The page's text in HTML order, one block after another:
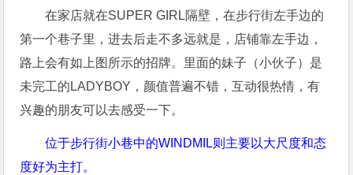
在家店就在SUPER GIRL隔壁，在步行街左手边的
第一个巷子里，进去后走不多远就是，店铺靠左手边，
路上会有如上图所示的招牌。里面的妹子（小伙子）是
未完工的LADYBOY，颜值普遍不错，互动很热情，有
兴趣的朋友可以去感受一下。
位于步行街小巷中的WINDMIL则主要以大尺度和态
度好为主打。